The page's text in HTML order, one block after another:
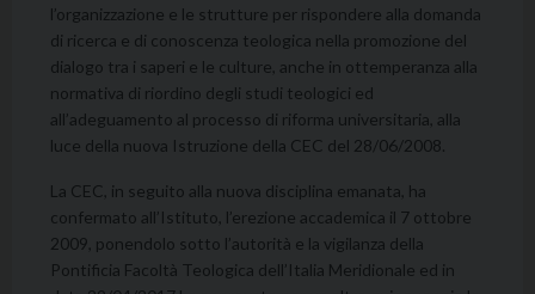
l’organizzazione e le strutture per rispondere alla domanda
di ricerca e di conoscenza teologica nella promozione del
dialogo tra i saperi e le culture, anche in ottemperanza alla
normativa di riordino degli studi teologici ed
all’adeguamento al processo di riforma universitaria, alla
luce della nuova Istruzione della CEC del 28/06/2008.
La CEC, in seguito alla nuova disciplina emanata, ha
confermato all’Istituto, l’erezione accademica il 7 ottobre
2009, ponendolo sotto l’autorità e la vigilanza della
Pontificia Facoltà Teologica dell’Italia Meridionale ed in